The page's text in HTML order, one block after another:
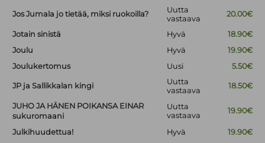
Jos Jumala jo tietää, miksi ruokoilla?
Uutta
vastaava
20.00€
Jotain sinistä Hyvä
18.90€
Joulu
Hyvä
19.90€
Joulukertomus
Uusi 5.50€
JP ja Sallikkalan kingi
Uutta
vastaava
18.50€
JUHO JA HÄNEN POIKANSA EINAR
sukuromaani
Uutta
vastaava
19.90€
Julkihuudettua! Hyvä
19.90€